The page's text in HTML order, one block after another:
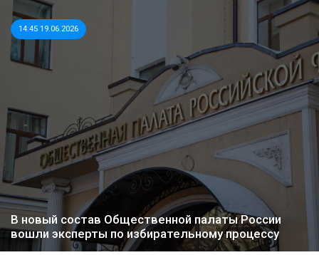
14:45 19.06.2026
В новый состав Общественной палаты России
вошли эксперты по избирательному процессу